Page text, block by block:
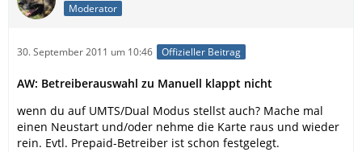
Moderator
30. September 2011 um 10:46 Offizieller Beitrag
AW: Betreiberauswahl zu Manuell klappt nicht
wenn du auf UMTS/Dual Modus stellst auch? Mache mal
einen Neustart und/oder nehme die Karte raus und wieder
rein. Evtl. Prepaid-Betreiber ist schon festgelegt.